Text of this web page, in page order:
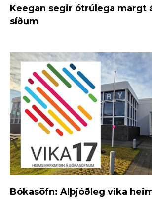
Keegan segir ótrúlega margt
síðum
Bókasöfn: Alþjóðleg vika